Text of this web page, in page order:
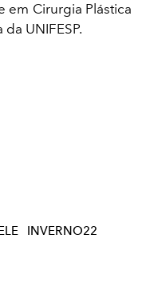
em Cirurgia Plástica
UNIFESP.
INVERNO22